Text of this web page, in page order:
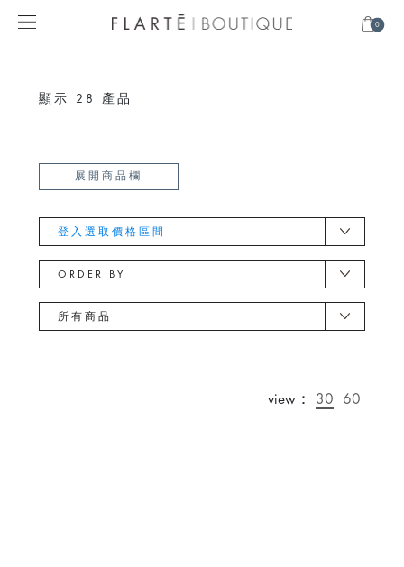
0
顯示 28 產品
展開商品欄
登入選取價格區間
ORDER BY
所有商品
view： 30 60